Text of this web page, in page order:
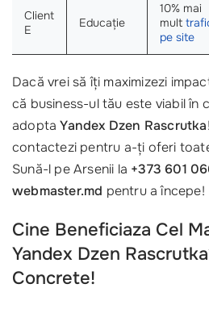
Client
E
Educație
10% mai
mult
pe site
Dacă vrei să îți maximizezi
că business-ul tău este viabil în
adoptaYandex Dzen Rascrutka
contactezi pentru a-ți oferi
Sună-l pe Arsenii la +373 601
webmaster.md pentru a începe!
Cine Beneficiaza Cel
Yandex Dzen
Concrete!